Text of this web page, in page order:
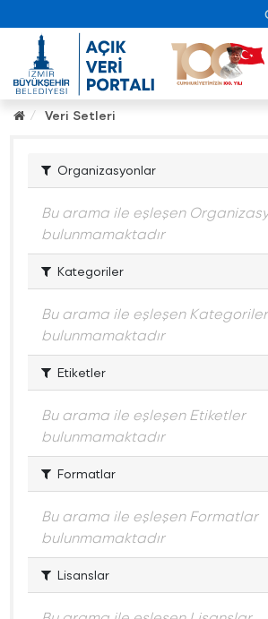
Veri Setleri
Organizasyonlar
Bu arama ile eşleşen
bulunmamaktadır
Kategoriler
Bu arama ile eşleşen Kategoriler
bulunmamaktadır
Etiketler
Bu arama ile eşleşen Etiketler
bulunmamaktadır
Formatlar
Bu arama ile eşleşen Formatlar
bulunmamaktadır
Lisanslar